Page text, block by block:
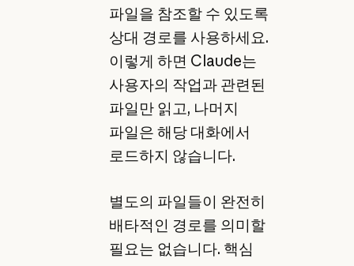
파일을 참조할 수 있도록
상대 경로를 사용하세요.
이렇게 하면 Claude는
사용자의 작업과 관련된
파일만 읽고, 나머지
파일은 해당 대화에서
로드하지 않습니다.
별도의 파일들이 완전히
배타적인 경로를 의미할
필요는 없습니다. 핵심